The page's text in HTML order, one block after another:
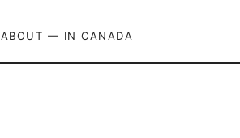
ABOUT — IN CANADA